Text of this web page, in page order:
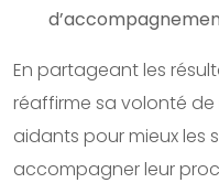
En partageant les
réaffirme sa volonté
aidants pour mieux les
accompagner leur